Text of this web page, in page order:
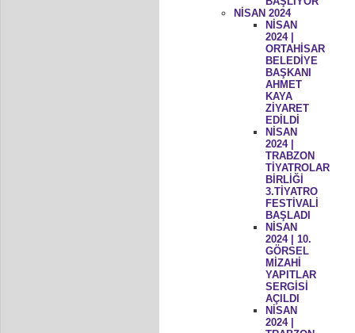
NİSAN 2024
NİSAN
2024 |
ORTAHİSAR
BELEDİYE
BAŞKANI
AHMET
KAYA
ZİYARET
EDİLDİ
NİSAN
2024 |
TRABZON
TİYATROLAR
BİRLİĞİ
3.TİYATRO
FESTİVALİ
BAŞLADI
NİSAN
2024 | 10.
GÖRSEL
MİZAHİ
YAPITLAR
SERGİSİ
AÇILDI
NİSAN
2024 |